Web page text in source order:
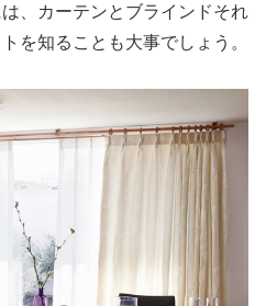
、カーテンとブラインドそれ
を知ることも大事でしょう。